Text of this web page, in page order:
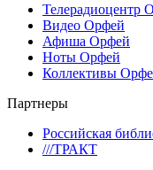
Телерадиоцентр
Видео Орфей
Афиша Орфей
Ноты Орфей
Коллективы
Партнеры
Российская
///ТРАКТ